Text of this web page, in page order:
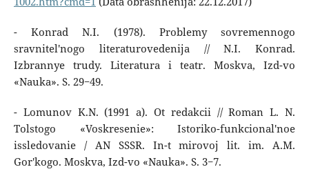
- Konrad N.I. (1978). Problemy sovremennogo
sravnitel'nogo literaturovedenija // N.I. Konrad.
Izbrannye trudy. Literatura i teatr. Moskva, Izd-vo
«Nauka». S. 29−49.
- Lomunov K.N. (1991 a). Ot redakcii // Roman L. N.
Tolstogo «Voskresenie»: Istoriko-funkcional'noe
issledovanie / AN SSSR. In-t mirovoj lit. im. A.M.
Gor'kogo. Moskva, Izd-vo «Nauka». S. 3−7.